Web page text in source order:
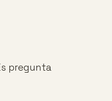
pregunta